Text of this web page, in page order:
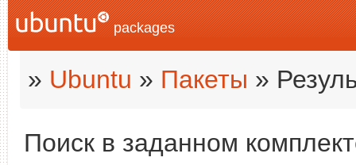
packages
» Ubuntu » Пакеты »
Поиск в заданном